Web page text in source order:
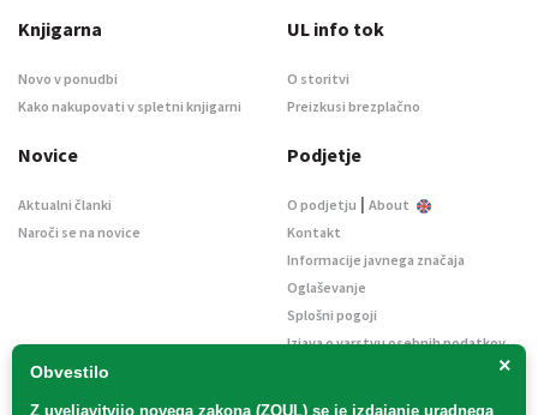
×
Obvestilo
Z uveljavitvijo novega zakona (ZOUL) se je izdajanje uradnega
Knjigarna
Novo v ponudbi
Kako nakupovati v spletni knjigarni
UL info tok
O storitvi
Preizkusi brezplačno
Novice
Aktualni članki
Naroči se na novice
Podjetje
O podjetju | About
Kontakt
Informacije javnega značaja
Oglaševanje
Splošni pogoji
Izjava o varstvu osebnih podatkov